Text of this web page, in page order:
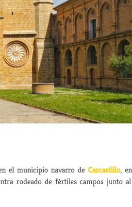
el municipio navarro de Carcastillo,
rodeado de fértiles campos junto